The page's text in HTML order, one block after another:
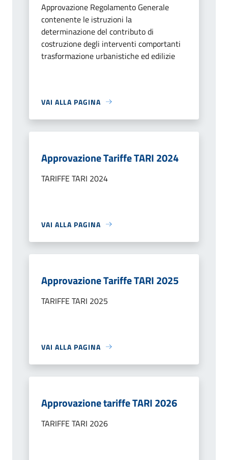
Approvazione Regolamento Generale
contenente le istruzioni la
determinazione del contributo di
costruzione degli interventi comportanti
trasformazione urbanistiche ed edilizie
VAI ALLA PAGINA
Approvazione Tariffe TARI 2024
TARIFFE TARI 2024
VAI ALLA PAGINA
Approvazione Tariffe TARI 2025
TARIFFE TARI 2025
VAI ALLA PAGINA
Approvazione tariffe TARI 2026
TARIFFE TARI 2026